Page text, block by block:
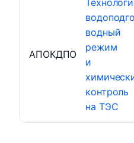
АПОКДПО
водный
режим
и
контроль
на ТЭС